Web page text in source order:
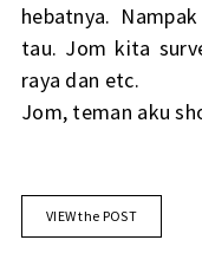
hebatnya.
tau. Jom kita
raya dan etc.
Jom, teman aku
VIEW the POST